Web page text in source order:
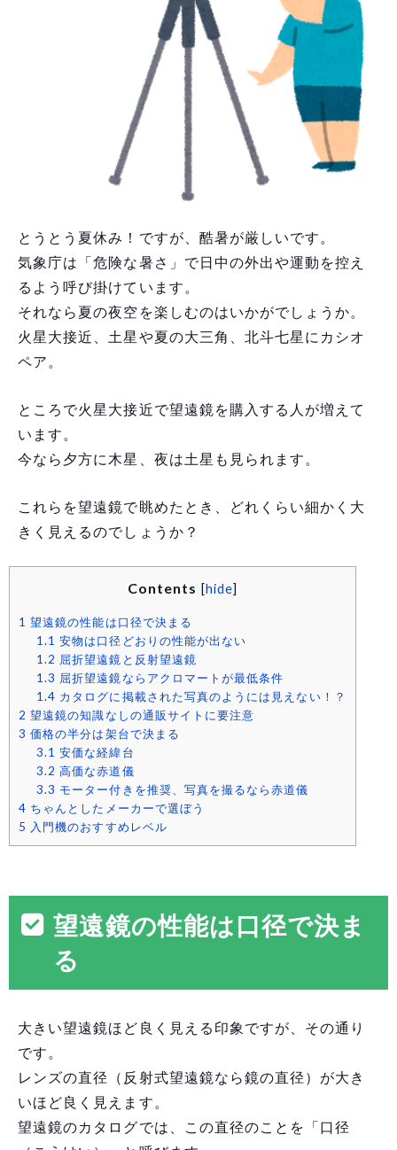
とうとう夏休み！ですが、酷暑が厳しいです。
気象庁は「危険な暑さ」で日中の外出や運動を控え
るよう呼び掛けています。
それなら夏の夜空を楽しむのはいかがでしょうか。
火星大接近、土星や夏の大三角、北斗七星にカシオ
ペア。
ところで火星大接近で望遠鏡を購入する人が増えて
います。
今なら夕方に木星、夜は土星も見られます。
これらを望遠鏡で眺めたとき、どれくらい細かく大
きく見えるのでしょうか？
Contents [hide]
1 望遠鏡の性能は口径で決まる
1.1 安物は口径どおりの性能が出ない
1.2 屈折望遠鏡と反射望遠鏡
1.3 屈折望遠鏡ならアクロマートが最低条件
1.4 カタログに掲載された写真のようには見えない！？
2 望遠鏡の知識なしの通販サイトに要注意
3 価格の半分は架台で決まる
3.1 安価な経緯台
3.2 高価な赤道儀
3.3 モーター付きを推奨、写真を撮るなら赤道儀
4 ちゃんとしたメーカーで選ぼう
5 入門機のおすすめレベル
望遠鏡の性能は口径で決ま
る
大きい望遠鏡ほど良く見える印象ですが、その通り
です。
レンズの直径（反射式望遠鏡なら鏡の直径）が大き
いほど良く見えます。
望遠鏡のカタログでは、この直径のことを「口径